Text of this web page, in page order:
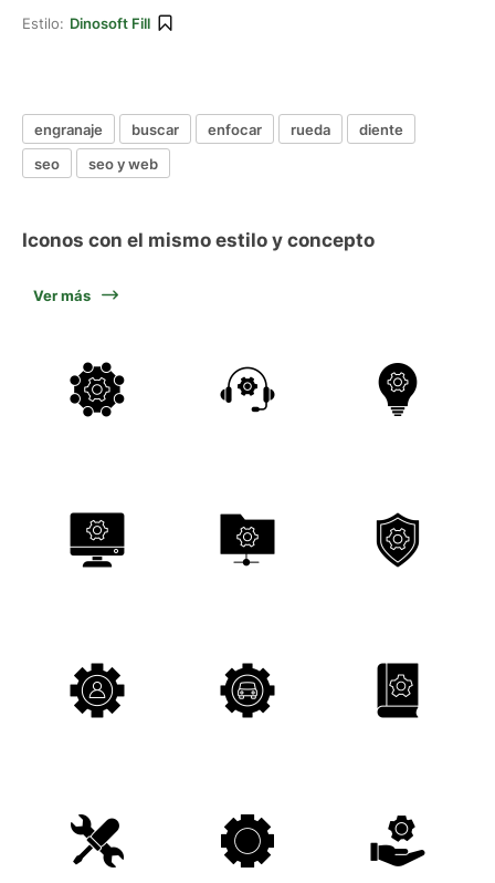
Estilo: Dinosoft Fill
engranaje buscar enfocar rueda
diente
seo
seo y web
Iconos con el mismo estilo y concepto
Ver más